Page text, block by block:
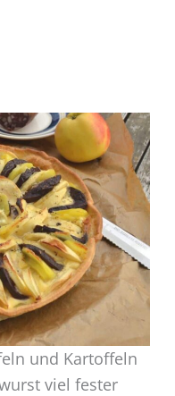
und Kartoffeln
viel fester